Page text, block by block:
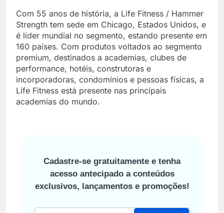
Com 55 anos de história, a Life Fitness / Hammer
Strength tem sede em Chicago, Estados Unidos, e
é líder mundial no segmento, estando presente em
160 países. Com produtos voltados ao segmento
premium, destinados a academias, clubes de
performance, hotéis, construtoras e
incorporadoras, condomínios e pessoas físicas, a
Life Fitness está presente nas principais
academias do mundo.
Cadastre-se gratuitamente e tenha
acesso antecipado a conteúdos
exclusivos, lançamentos e promoções!